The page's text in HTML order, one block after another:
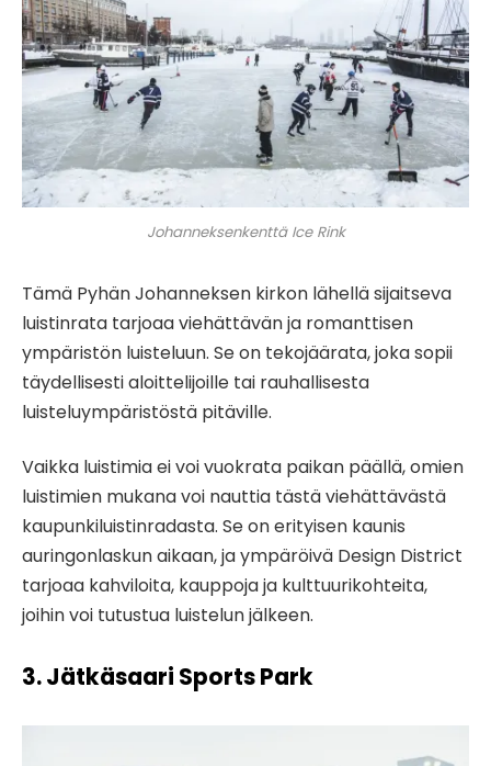
Johanneksenkenttä Ice Rink
Tämä Pyhän Johanneksen kirkon lähellä sijaitseva
luistinrata tarjoaa viehättävän ja romanttisen
ympäristön luisteluun. Se on tekojäärata, joka sopii
täydellisesti aloittelijoille tai rauhallisesta
luisteluympäristöstä pitäville.
Vaikka luistimia ei voi vuokrata paikan päällä, omien
luistimien mukana voi nauttia tästä viehättävästä
kaupunkiluistinradasta. Se on erityisen kaunis
auringonlaskun aikaan, ja ympäröivä Design District
tarjoaa kahviloita, kauppoja ja kulttuurikohteita,
joihin voi tutustua luistelun jälkeen.
3. Jätkäsaari Sports Park